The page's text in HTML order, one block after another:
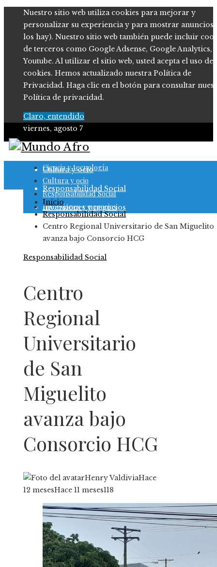
Nuestro sitio web utiliza cookies para mejorar y
personalizar su experiencia y para mostrar anuncios
los hay). Nuestro sitio web también puede incluir
de terceros como Google Adsense, Google Analytics,
Youtube. Al utilizar el sitio web, usted acepta el uso de
cookies. Hemos actualizado nuestra Política de
Privacidad. Haga clic en el botón para consultar
Política de privacidad.
Claro, entendido
viernes, agosto 7
Ciencia y tecnología
Cultura y ocio
Responsabilidad Social
Inversiones y negocios
Ciencia y tecnología
Cultura y ocio
Responsabilidad Social
Inversiones y negocios
Inicio
Responsabilidad Social
Centro Regional Universitario de San Miguelito
avanza bajo Consorcio HCG
Responsabilidad Social
Centro
Regional
Universitario
de San
Miguelito
avanza bajo
Consorcio HCG
Henry ValdiviaHace
12 mesesHace 11 meses118